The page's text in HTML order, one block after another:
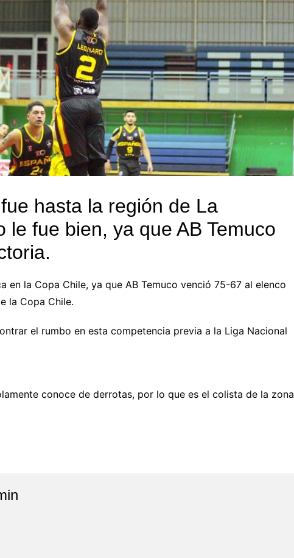
hasta la región de La
le fue bien, ya que AB Temuco
en la Copa Chile, ya que AB Temuco venció 75-67 al elenco
la Copa Chile.
el rumbo en esta competencia previa a la Liga Nacional
conoce de derrotas, por lo que es el colista de la zona